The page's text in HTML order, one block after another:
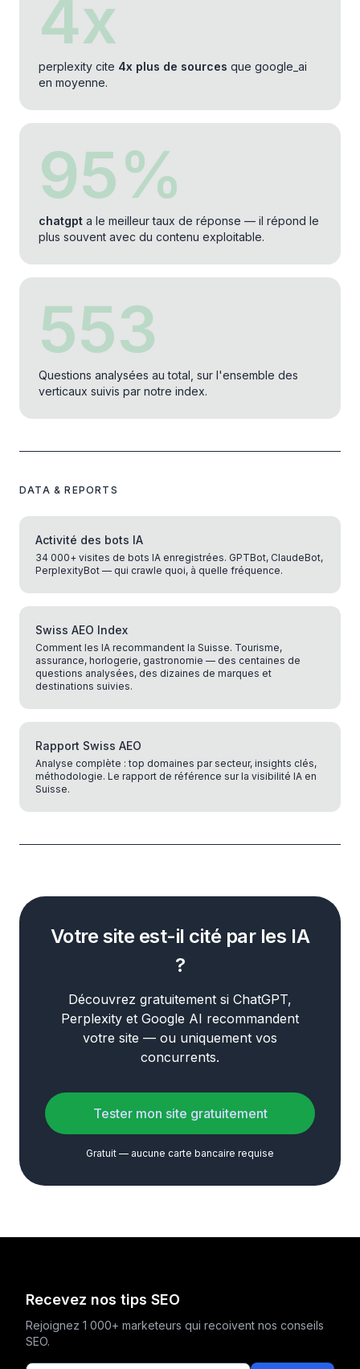
4x
perplexity cite 4x plus de sources que google_ai
en moyenne.
95%
chatgpt a le meilleur taux de réponse — il répond le
plus souvent avec du contenu exploitable.
553
Questions analysées au total, sur l'ensemble des
verticaux suivis par notre index.
DATA & REPORTS
Activité des bots IA
34 000+ visites de bots IA enregistrées. GPTBot, ClaudeBot,
PerplexityBot — qui crawle quoi, à quelle fréquence.
Swiss AEO Index
Comment les IA recommandent la Suisse. Tourisme,
assurance, horlogerie, gastronomie — des centaines de
questions analysées, des dizaines de marques et
destinations suivies.
Rapport Swiss AEO
Analyse complète : top domaines par secteur, insights clés,
méthodologie. Le rapport de référence sur la visibilité IA en
Suisse.
Votre site est-il cité par les IA
?
Découvrez gratuitement si ChatGPT,
Perplexity et Google AI recommandent
votre site — ou uniquement vos
concurrents.
Tester mon site gratuitement
Gratuit — aucune carte bancaire requise
Recevez nos tips SEO
Rejoignez 1 000+ marketeurs qui recoivent nos conseils
SEO.